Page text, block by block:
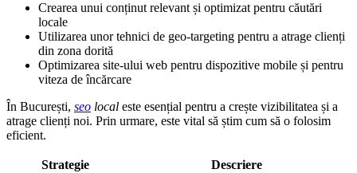
Crearea unui conținut relevant și optimizat pentru căutări
locale
Utilizarea unor tehnici de geo-targeting pentru a atrage clienți
din zona dorită
Optimizarea site-ului web pentru dispozitive mobile și pentru
viteza de încărcare
În București, seo local este esențial pentru a crește vizibilitatea și a
atrage clienți noi. Prin urmare, este vital să știm cum să o folosim
eficient.
Strategie Descriere